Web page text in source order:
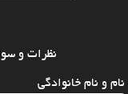
نظرات و
نام و نام خانوادگی